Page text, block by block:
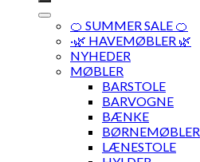
🍊 SUMMER SALE 🍊
·🌿 HAVEMØBLER 🌿
NYHEDER
MØBLER
BARSTOLE
BARVOGNE
BÆNKE
BØRNEMØBLER
LÆNESTOLE